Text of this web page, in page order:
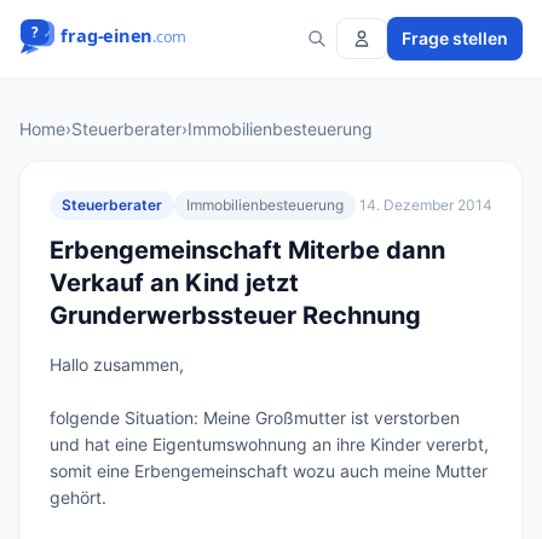
Frage stellen
Home›Steuerberater›Immobilienbesteuerung
Steuerberater Immobilienbesteuerung 14. Dezember 2014
Erbengemeinschaft Miterbe dann
Verkauf an Kind jetzt
Grunderwerbssteuer Rechnung
Hallo zusammen,
folgende Situation: Meine Großmutter ist verstorben
und hat eine Eigentumswohnung an ihre Kinder vererbt,
somit eine Erbengemeinschaft wozu auch meine Mutter
gehört.